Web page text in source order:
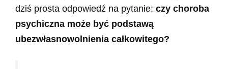
dziś prosta odpowiedź na pytanie: czy choroba
psychiczna może być podstawą
ubezwłasnowolnienia całkowitego?